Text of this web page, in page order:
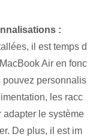
:
il est temps d
Air en fonc
pouvez personnalis
les racc
le système
De plus, il est im